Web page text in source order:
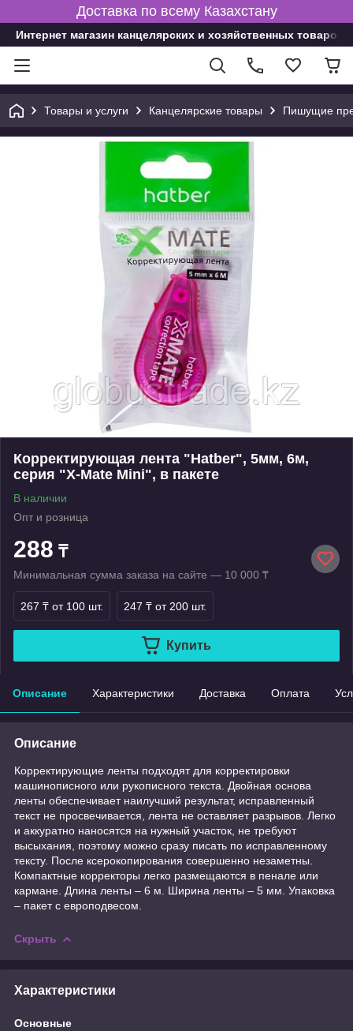
Доставка по всему Казахстану
Интернет магазин канцелярских и хозяйственных товаров
Товары и услуги Канцелярские товары Пишущие
Корректирующая лента "Hatber", 5мм, 6м,
серия "X-Mate Mini", в пакете
В наличии
Опт и розница
288 ₸
Минимальная сумма заказа на сайте — 10 000 ₸
267 ₸ от 100 шт. 247 ₸ от 200 шт.
Купить
Описание Характеристики Доставка Оплата
Описание
Корректирующие ленты подходят для корректировки
машинописного или рукописного текста. Двойная основа
ленты обеспечивает наилучший результат, исправленный
текст не просвечивается, лента не оставляет разрывов. Легко
и аккуратно наносятся на нужный участок, не требуют
высыхания, поэтому можно сразу писать по исправленному
тексту. После ксерокопирования совершенно незаметны.
Компактные корректоры легко размещаются в пенале или
кармане. Длина ленты – 6 м. Ширина ленты – 5 мм. Упаковка
– пакет с европодвесом.
Скрыть
Характеристики
Основные